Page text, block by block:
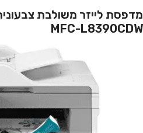
MFC-L8390CDW